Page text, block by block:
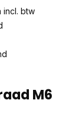
incl. btw
M6